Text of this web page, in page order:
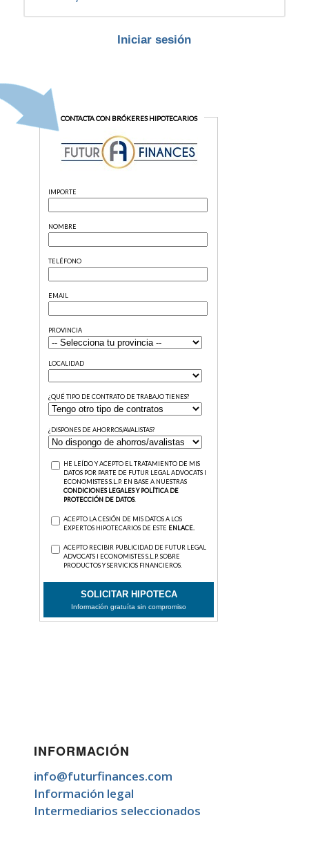
Iniciar sesión
INFORMACIÓN
info@futurfinances.com
Información legal
Intermediarios seleccionados